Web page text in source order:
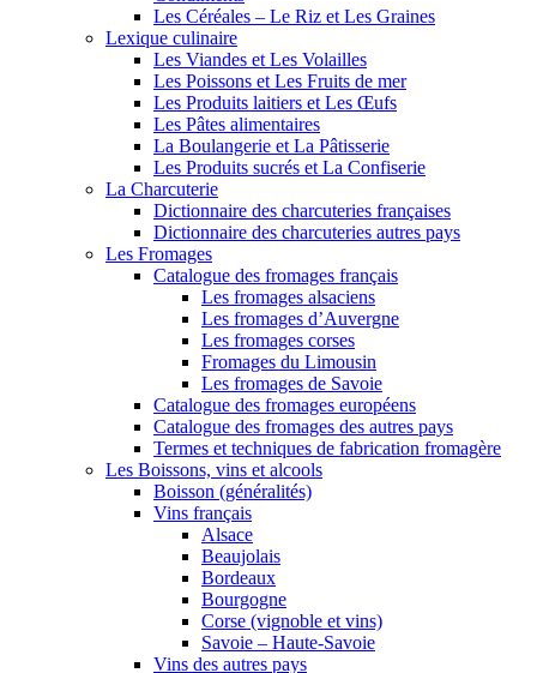
Les Céréales – Le Riz et Les Graines
Lexique culinaire
Les Viandes et Les Volailles
Les Poissons et Les Fruits de mer
Les Produits laitiers et Les Œufs
Les Pâtes alimentaires
La Boulangerie et La Pâtisserie
Les Produits sucrés et La Confiserie
La Charcuterie
Dictionnaire des charcuteries françaises
Dictionnaire des charcuteries autres pays
Les Fromages
Catalogue des fromages français
Les fromages alsaciens
Les fromages d’Auvergne
Les fromages corses
Fromages du Limousin
Les fromages de Savoie
Catalogue des fromages européens
Catalogue des fromages des autres pays
Termes et techniques de fabrication fromagère
Les Boissons, vins et alcools
Boisson (généralités)
Vins français
Alsace
Beaujolais
Bordeaux
Bourgogne
Corse (vignoble et vins)
Savoie – Haute-Savoie
Vins des autres pays